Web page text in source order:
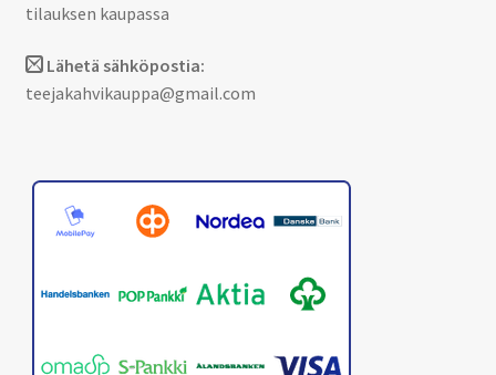
tilauksen kaupassa
Lähetä sähköpostia:
teejakahvikauppa@gmail.com